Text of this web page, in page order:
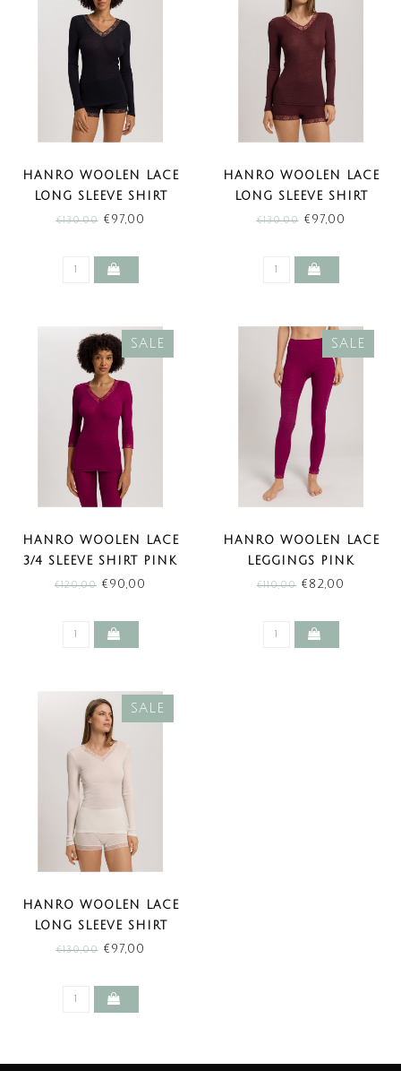
HANRO WOOLEN LACE
LONG SLEEVE SHIRT
BLACK (SALE)
€130,00€97,00
HANRO WOOLEN LACE
LONG SLEEVE SHIRT
VIVID BROWN (SALE)
€130,00€97,00
SALE
HANRO WOOLEN LACE
3/4 SLEEVE SHIRT PINK
TOURMALINE (SALE)
€120,00 €90,00
SALE
HANRO WOOLEN LACE
LEGGINGS PINK
TOURMALINE (SALE)
€110,00 €82,00
SALE
HANRO WOOLEN LACE
LONG SLEEVE SHIRT
MISTY WHITE (SALE)
€130,00€97,00